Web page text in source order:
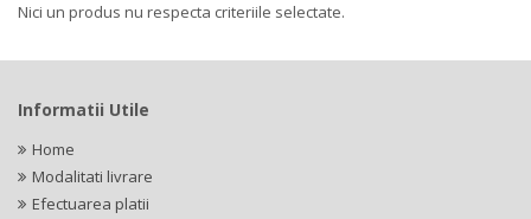
Nici un produs nu respecta criteriile selectate.
Informatii Utile
Home
Modalitati livrare
Efectuarea platii